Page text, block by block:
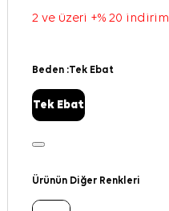
2 ve üzeri +% 20 indirim
Beden :Tek Ebat
Tek Ebat
Ürünün Diğer Renkleri